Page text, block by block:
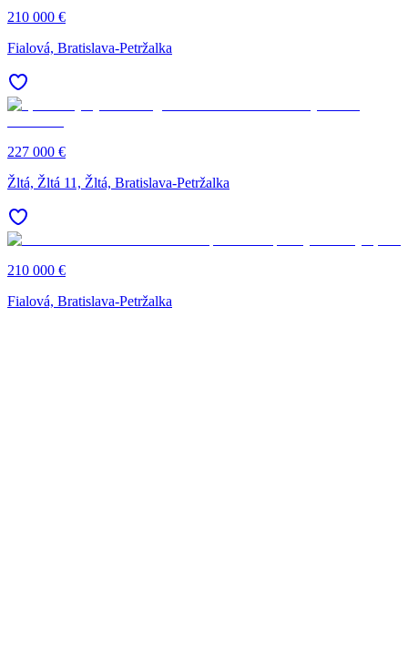
210 000 €
Fialová, Bratislava-Petržalka
227 000 €
Žltá, Žltá 11, Žltá, Bratislava-Petržalka
210 000 €
Fialová, Bratislava-Petržalka